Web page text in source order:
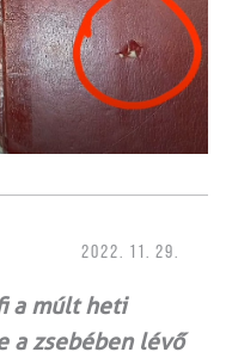
2022. 11. 29.
a múlt heti
a zsebében lévő